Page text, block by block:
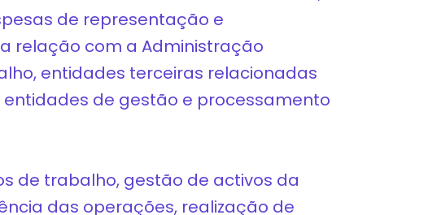
de representação e
relação com a Administração
entidades terceiras relacionadas
de gestão e processamento
de trabalho, gestão de activos da
das operações, realização de